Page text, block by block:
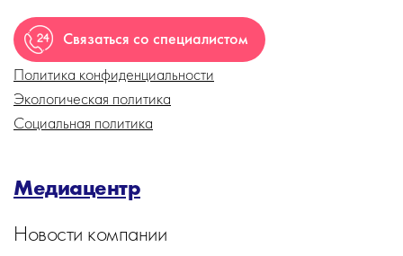
Связаться со специалистом
Политика конфиденциальности
Экологическая политика
Социальная политика
Медиацентр
Новости компании